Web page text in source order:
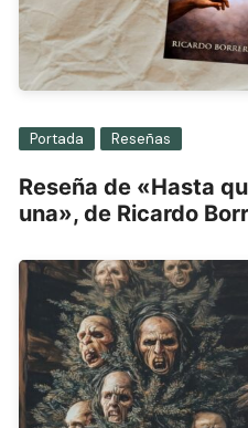
Portada Reseñas
Reseña de «Hasta
una», de Ricardo